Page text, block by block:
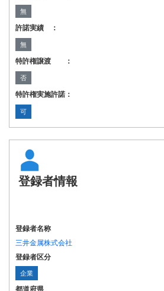
無
許諾実績 ：
無
特許権譲渡 ：
否
特許権実施許諾：
可
登録者情報
登録者名称
三井金属株式会社
登録者区分
企業
都道府県